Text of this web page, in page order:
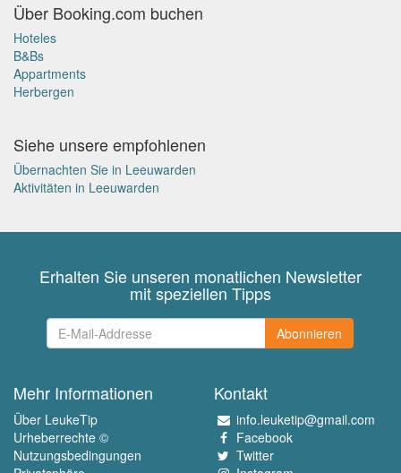
Über Booking.com buchen
Hoteles
B&Bs
Appartments
Herbergen
Siehe unsere empfohlenen
Übernachten Sie in Leeuwarden
Aktivitäten in Leeuwarden
Erhalten Sie unseren monatlichen Newsletter
mit speziellen Tipps
Abonnieren
Mehr Informationen
Über LeukeTip
Urheberrechte ©
Nutzungsbedingungen
Kontakt
info.leuketip@gmail.com
Facebook
Twitter